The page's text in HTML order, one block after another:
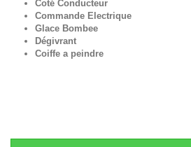
Coté Conducteur
Commande Electrique
Glace Bombee
Dégivrant
Coiffe a peindre